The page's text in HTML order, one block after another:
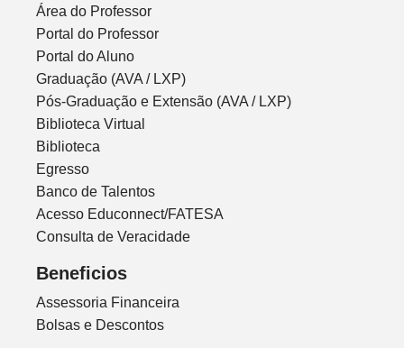
Área do Professor
Portal do Professor
Portal do Aluno
Graduação (AVA / LXP)
Pós-Graduação e Extensão (AVA / LXP)
Biblioteca Virtual
Biblioteca
Egresso
Banco de Talentos
Acesso Educonnect/FATESA
Consulta de Veracidade
Beneficios
Assessoria Financeira
Bolsas e Descontos